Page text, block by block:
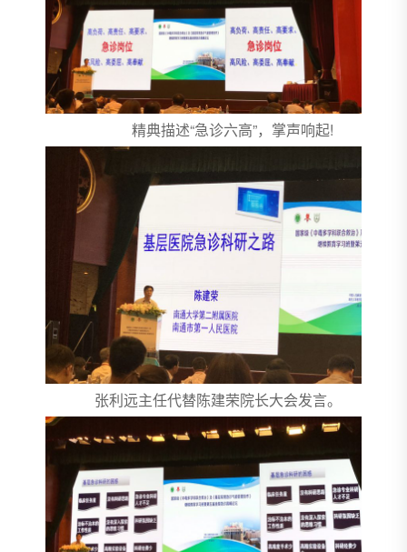
精典描述“急诊六高”，掌声响起!
张利远主任代替陈建荣院长大会发言。